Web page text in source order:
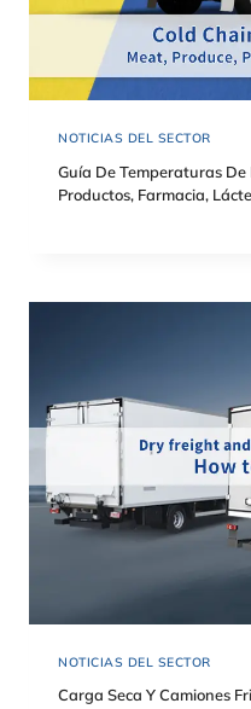
NOTICIAS DEL SECTOR
Guía De Temperaturas
Productos, Farmacia,
NOTICIAS DEL SECTOR
Carga Seca Y Camiones